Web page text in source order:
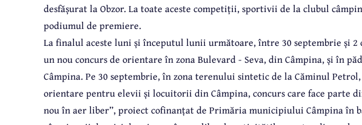
desfășurat la Obzor. La toate aceste competiții, sportivii de la clubul
podiumul de premiere.
La finalul aceste luni și începutul lunii următoare, între 30 septembrie și 2
un nou concurs de orientare în zona Bulevard - Seva, din Câmpina, și în
Câmpina. Pe 30 septembrie, în zona terenului sintetic de la Căminul
orientare pentru elevii și locuitorii din Câmpina, concurs care face parte
nou în aer liber”, proiect cofinanțat de Primăria municipiului Câmpina în